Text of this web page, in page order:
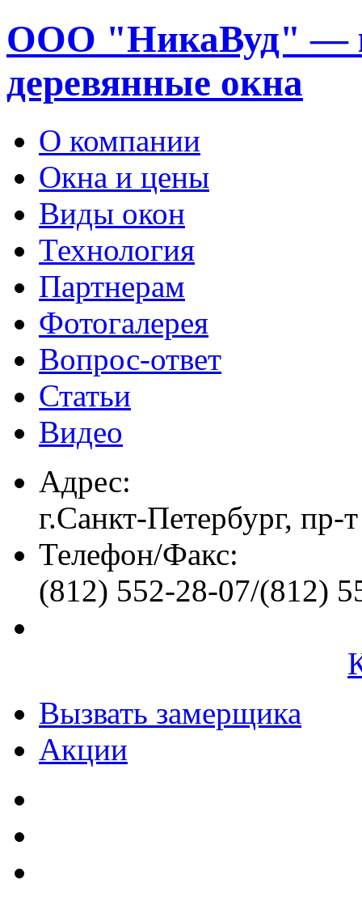
ООО "НикаВуд" —
деревянные окна
О компании
Окна и цены
Виды окон
Технология
Партнерам
Фотогалерея
Вопрос-ответ
Статьи
Видео
Адрес:
г.Санкт-Петербург, пр-
Телефон/Факс:
(812) 552-28-07/(812)
Вызвать замерщика
Акции